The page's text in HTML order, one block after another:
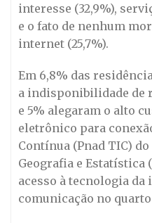
interesse (32,9%),
e o fato de nenhum
internet (25,7%).
Em 6,8% das
a indisponibilidade de
e 5% alegaram o alto
eletrônico para
Contínua (Pnad TIC)
Geografia e Estatística
acesso à tecnologia da
comunicação no